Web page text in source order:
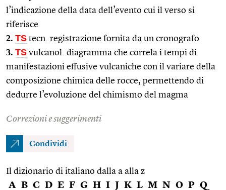
l’indicazione della data dell’evento cui il verso si
riferisce
2. TS tecn. registrazione fornita da un cronografo
3. TS vulcanol. diagramma che correla i tempi di
manifestazioni effusive vulcaniche con il variare della
composizione chimica delle rocce, permettendo di
dedurre l’evoluzione del chimismo del magma
Correzioni e suggerimenti
Condividi
Il dizionario di italiano dalla a alla z
A B C D E F G H I J K L M N O P Q